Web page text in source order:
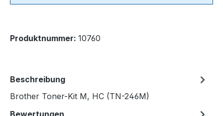
Produktnummer: 10760
Beschreibung
Brother Toner-Kit M, HC (TN-246M)